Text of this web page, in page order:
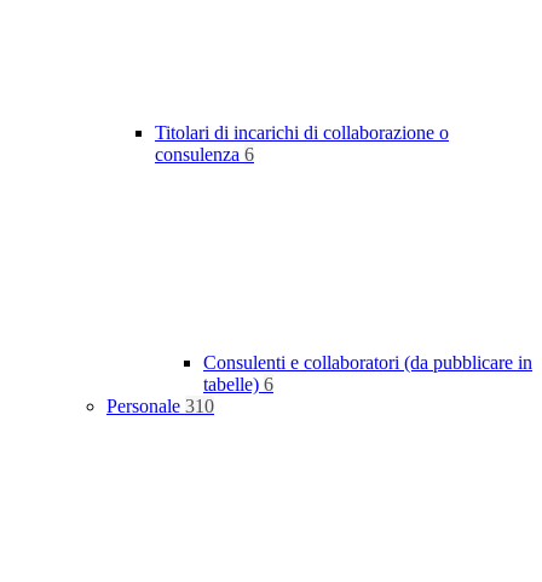
Titolari di incarichi di collaborazione o
consulenza 6
Consulenti e collaboratori (da pubblicare in
tabelle) 6
Personale 310